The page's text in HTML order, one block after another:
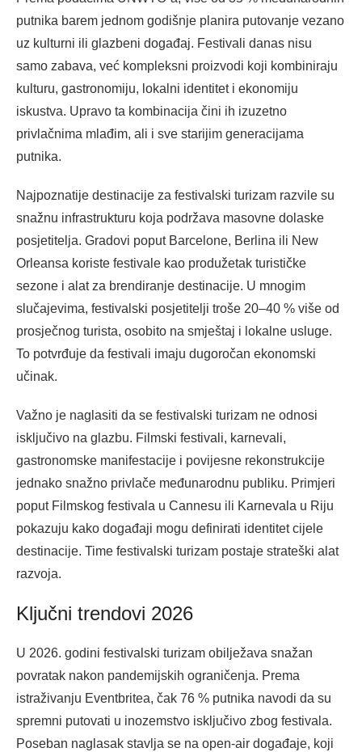
putnika barem jednom godišnje planira putovanje vezano
uz kulturni ili glazbeni događaj. Festivali danas nisu
samo zabava, već kompleksni proizvodi koji kombiniraju
kulturu, gastronomiju, lokalni identitet i ekonomiju
iskustva. Upravo ta kombinacija čini ih izuzetno
privlačnima mlađim, ali i sve starijim generacijama
putnika.
Najpoznatije destinacije za festivalski turizam razvile su
snažnu infrastrukturu koja podržava masovne dolaske
posjetitelja. Gradovi poput Barcelone, Berlina ili New
Orleansa koriste festivale kao produžetak turističke
sezone i alat za brendiranje destinacije. U mnogim
slučajevima, festivalski posjetitelji troše 20–40 % više od
prosječnog turista, osobito na smještaj i lokalne usluge.
To potvrđuje da festivali imaju dugoročan ekonomski
učinak.
Važno je naglasiti da se festivalski turizam ne odnosi
isključivo na glazbu. Filmski festivali, karnevali,
gastronomske manifestacije i povijesne rekonstrukcije
jednako snažno privlače međunarodnu publiku. Primjeri
poput Filmskog festivala u Cannesu ili Karnevala u Riju
pokazuju kako događaji mogu definirati identitet cijele
destinacije. Time festivalski turizam postaje strateški alat
razvoja.
Ključni trendovi 2026
U 2026. godini festivalski turizam obilježava snažan
povratak nakon pandemijskih ograničenja. Prema
istraživanju Eventbritea, čak 76 % putnika navodi da su
spremni putovati u inozemstvo isključivo zbog festivala.
Poseban naglasak stavlja se na open-air događaje, koji